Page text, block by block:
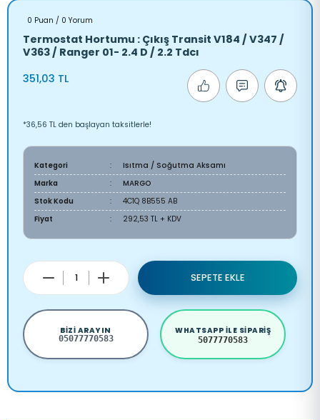
0 Puan / 0 Yorum
Termostat Hortumu : Çıkış Transit V184 / V347 /
V363 / Ranger 01- 2.4 D / 2.2 Tdcı
351,03 TL
*36,56 TL den başlayan taksitlerle!
Kategori
Isıtma / Soğutma Aksamı
Marka
MARGO
Stok Kodu
4C1Q 8B555 AB
Fiyat
292,53 TL + KDV
SEPETE EKLE
BIZI ARAYIN
05077770583
WHATSAPP ILE SIPARIŞ
5077770583